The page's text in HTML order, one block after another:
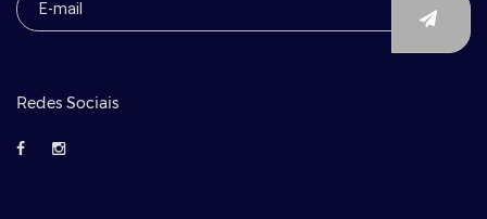
Redes Sociais